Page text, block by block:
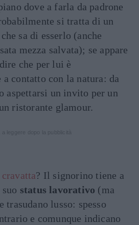
dove a farla da padrone
si tratta di un
sa di esserlo (anche
mezza salvata); se appare
che per lui è
a contatto con la natura: da
aspettarsi un invito per un
ristorante glamour.
? Il signorino tiene a
status lavorativo (ma
trasudano lusso: spesso
e comunque indicano